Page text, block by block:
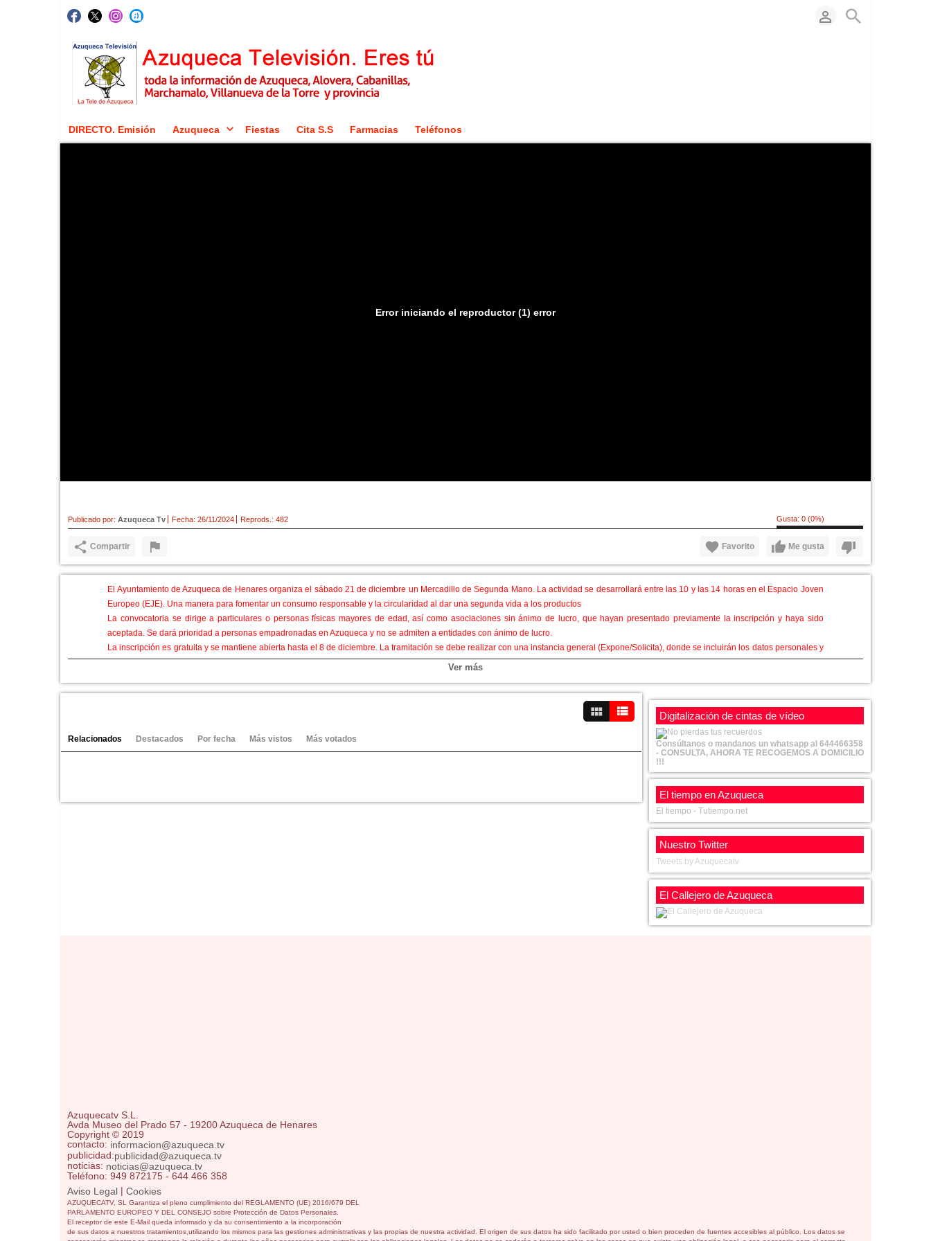
DIRECTO. Emisión Azuqueca Fiestas Cita S.S Farmacias Teléfonos
Error iniciando el reproductor (1) error
Publicado por: Azuqueca Tv Fecha: 26/11/2024 Reprods.: 482 Gusta: 0 (0%)
Compartir Me gusta
Favorito
El Ayuntamiento de Azuqueca de Henares organiza el sábado 21 de diciembre un Mercadillo de Segunda Mano. La actividad se desarrollará entre las 10 y las 14 horas en el Espacio Joven
Europeo (EJE). Una manera para fomentar un consumo responsable y la circularidad al dar una segunda vida a los productos
La convocatoria se dirige a particulares o personas físicas mayores de edad, así como asociaciones sin ánimo de lucro, que hayan presentado previamente la inscripción y haya sido
aceptada. Se dará prioridad a personas empadronadas en Azuqueca y no se admiten a entidades con ánimo de lucro.
La inscripción es gratuita y se mantiene abierta hasta el 8 de diciembre. La tramitación se debe realizar con una instancia general (Expone/Solicita), donde se incluirán los datos personales y
la descripción de los objetos del puesto. Esta instancia se puede registrar de manera presencial en el Servicio de Atención a la Ciudadanía o través de la sede electrónica del Ayuntamiento
metros. Se permite la venta, trueque y exposición de artículos de segunda mano, es decir, “usados al menos una vez y en buen estado
No se admiten productos nuevos, restos de tiendas ni stocks de comercios, ni tampoco alimentos, animales ni productos u objetos que necesiten licencia para venderse, que supongan un
Los productos deberán tener un precio marcado, pero se admite el regateo y el trueque.
Categorías:
Azuqueca
Ver más
Relacionados Destacados Por fecha Más vistos Más votados
Digitalización de cintas de vídeo
Consúltanos o mandanos un whatsapp al 644466358
- CONSULTA, AHORA TE RECOGEMOS A DOMICILIO
!!!
El tiempo en Azuqueca
El tiempo - Tutiempo.net
Nuestro Twitter
Tweets by Azuquecatv
El Callejero de Azuqueca
Azuquecatv S.L.
Avda Museo del Prado 57 - 19200 Azuqueca de Henares
Copyright © 2019
contacto: informacion@azuqueca.tv
publicidad:publicidad@azuqueca.tv
noticias: noticias@azuqueca.tv
Teléfono: 949 872175 - 644 466 358
Aviso Legal | Cookies
AZUQUECATV, SL Garantiza el pleno cumplimiento del REGLAMENTO (UE) 2016/679 DEL
PARLAMENTO EUROPEO Y DEL CONSEJO sobre Protección de Datos Personales.
El receptor de este E-Mail queda informado y da su consentimiento a la incorporación
de sus datos a nuestros tratamientos,utilizando los mismos para las gestiones administrativas y las propias de nuestra actividad. El origen de sus datos ha sido facilitado por usted o bien proceden de fuentes accesibles al público. Los datos se